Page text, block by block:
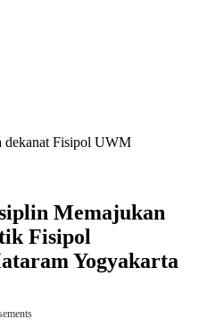
dekanat Fisipol UWM
Memajukan
Fisipol
Yogyakarta